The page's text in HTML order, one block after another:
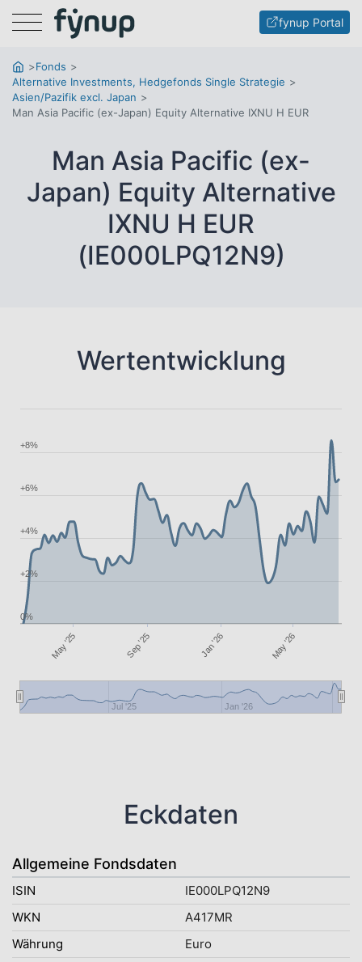
Menu fynup Portal
Fonds
Alternative Investments, Hedgefonds Single Strategie
Asien/Pazifik excl. Japan
Man Asia Pacific (ex-Japan) Equity Alternative IXNU H EUR
Man Asia Pacific (ex-
Japan) Equity Alternative
IXNU H EUR
(IE000LPQ12N9)
Wertentwicklung
May '25 Sep '25 Jan '26 May '26
Jul '25 Jan '26
0%
+2%
+4%
+6%
+8%
Eckdaten
Allgemeine Fondsdaten
ISIN
IE000LPQ12N9
WKN
A417MR
Währung
Euro